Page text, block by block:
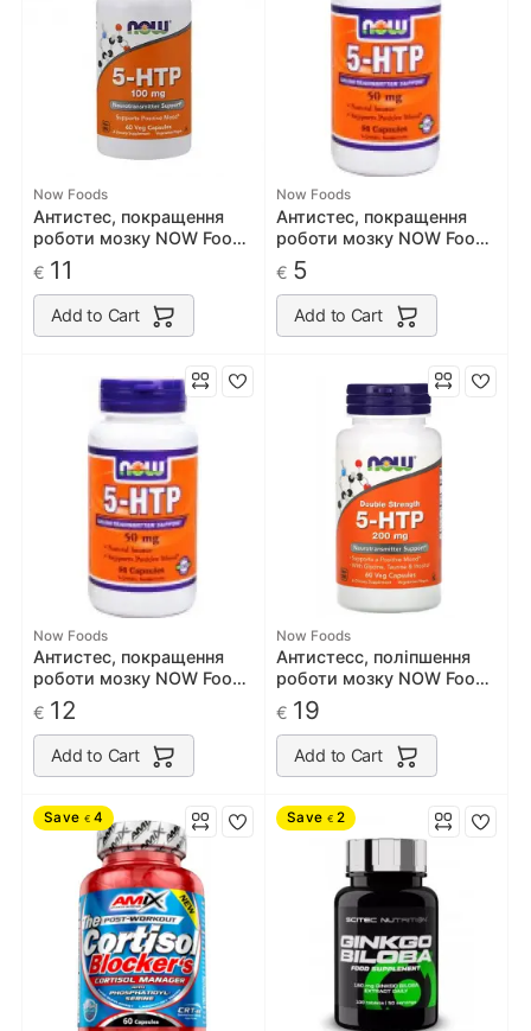
Now Foods
Антистес, покращення
роботи мозку NOW Foods
5-HTP 100mg 60 caps
€ 11
Add to Cart
Now Foods
Антистес, покращення
роботи мозку NOW Foods
5-HTP 50mg 30 caps
€ 5
Add to Cart
Now Foods
Антистес, покращення
роботи мозку NOW Foods
5-HTP 50mg 90 caps
€ 12
Add to Cart
Now Foods
Антистесс, поліпшення
роботи мозку NOW Foods
5-HTP 200mg 60 caps
€ 19
Add to Cart
Save € 4 Save € 2